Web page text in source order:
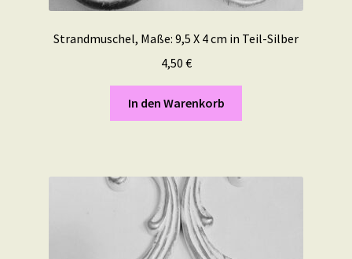
Strandmuschel, Maße: 9,5 X 4 cm in Teil-Silber
4,50 €
In den Warenkorb